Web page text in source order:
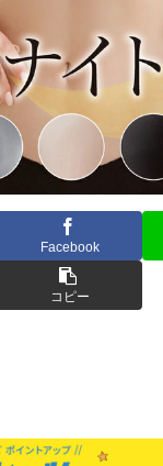
Facebook
コピー